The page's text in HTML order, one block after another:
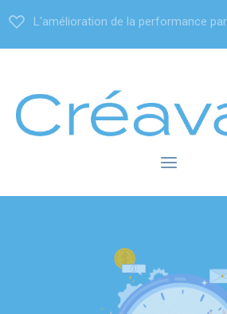
L'amélioration de la performance